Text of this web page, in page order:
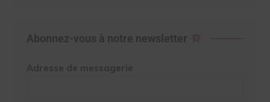
Abonnez-vous à notre newsletter
Adresse de messagerie